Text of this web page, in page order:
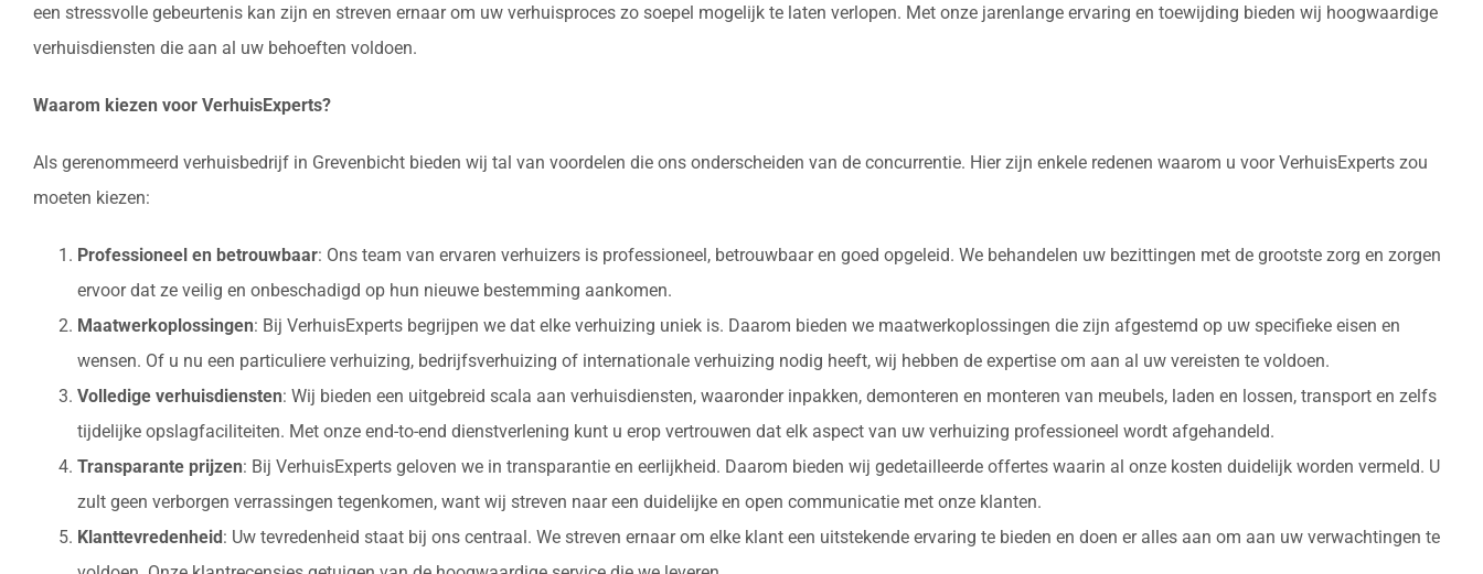
een stressvolle gebeurtenis kan zijn en streven ernaar om uw verhuisproces zo soepel mogelijk te laten verlopen. Met onze jarenlange ervaring en toewijding bieden wij hoogwaardige
verhuisdiensten die aan al uw behoeften voldoen.
Waarom kiezen voor VerhuisExperts?
Als gerenommeerd verhuisbedrijf in Grevenbicht bieden wij tal van voordelen die ons onderscheiden van de concurrentie. Hier zijn enkele redenen waarom u voor VerhuisExperts zou
moeten kiezen:
Professioneel en betrouwbaar: Ons team van ervaren verhuizers is professioneel, betrouwbaar en goed opgeleid. We behandelen uw bezittingen met de grootste zorg en zorgen
ervoor dat ze veilig en onbeschadigd op hun nieuwe bestemming aankomen.
Maatwerkoplossingen: Bij VerhuisExperts begrijpen we dat elke verhuizing uniek is. Daarom bieden we maatwerkoplossingen die zijn afgestemd op uw specifieke eisen en
wensen. Of u nu een particuliere verhuizing, bedrijfsverhuizing of internationale verhuizing nodig heeft, wij hebben de expertise om aan al uw vereisten te voldoen.
Volledige verhuisdiensten: Wij bieden een uitgebreid scala aan verhuisdiensten, waaronder inpakken, demonteren en monteren van meubels, laden en lossen, transport en zelfs
tijdelijke opslagfaciliteiten. Met onze end-to-end dienstverlening kunt u erop vertrouwen dat elk aspect van uw verhuizing professioneel wordt afgehandeld.
Transparante prijzen: Bij VerhuisExperts geloven we in transparantie en eerlijkheid. Daarom bieden wij gedetailleerde offertes waarin al onze kosten duidelijk worden vermeld. U
zult geen verborgen verrassingen tegenkomen, want wij streven naar een duidelijke en open communicatie met onze klanten.
Klanttevredenheid: Uw tevredenheid staat bij ons centraal. We streven ernaar om elke klant een uitstekende ervaring te bieden en doen er alles aan om aan uw verwachtingen te